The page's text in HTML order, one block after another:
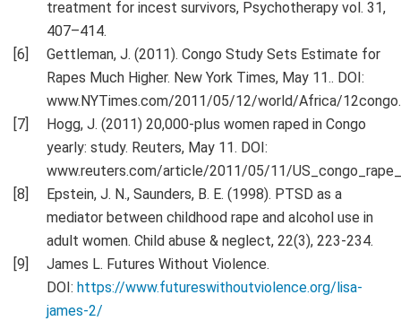
treatment for incest survivors, Psychotherapy vol. 31,
407–414.
Gettleman, J. (2011). Congo Study Sets Estimate for
Rapes Much Higher. New York Times, May 11.. DOI:
www.NYTimes.com/2011/05/12/world/Africa/
Hogg, J. (2011) 20,000-plus women raped in Congo
yearly: study. Reuters, May 11. DOI:
www.reuters.com/article/2011/05/11/
Epstein, J. N., Saunders, B. E. (1998). PTSD as a
mediator between childhood rape and alcohol use in
adult women. Child abuse & neglect, 22(3), 223-234.
James L. Futures Without Violence.
DOI: https://www.futureswithoutviolence.org/lisa-
james-2/